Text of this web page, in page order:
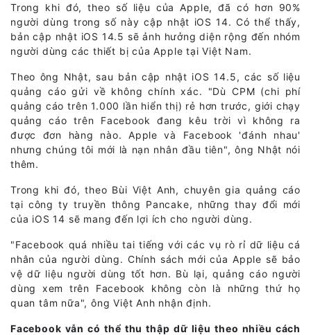
Trong khi đó, theo số liệu của Apple, đã có hơn 90%
người dùng trong số này cập nhật iOS 14. Có thể thấy,
bản cập nhật iOS 14.5 sẽ ảnh hưởng diện rộng đến nhóm
người dùng các thiết bị của Apple tại Việt Nam.
Theo ông Nhật, sau bản cập nhật iOS 14.5, các số liệu
quảng cáo gửi về không chính xác. "Dù CPM (chi phí
quảng cáo trên 1.000 lần hiển thị) rẻ hơn trước, giới chạy
quảng cáo trên Facebook đang kêu trời vì không ra
được đơn hàng nào. Apple và Facebook 'đánh nhau'
nhưng chúng tôi mới là nạn nhân đầu tiên", ông Nhật nói
thêm.
Trong khi đó, theo Bùi Việt Anh, chuyên gia quảng cáo
tại công ty truyền thông Pancake, những thay đổi mới
của iOS 14 sẽ mang đến lợi ích cho người dùng.
"Facebook quá nhiều tai tiếng với các vụ rò rỉ dữ liệu cá
nhân của người dùng. Chính sách mới của Apple sẽ bảo
vệ dữ liệu người dùng tốt hơn. Bù lại, quảng cáo người
dùng xem trên Facebook không còn là những thứ họ
quan tâm nữa", ông Việt Anh nhận định.
Facebook vẫn có thể thu thập dữ liệu theo nhiều cách